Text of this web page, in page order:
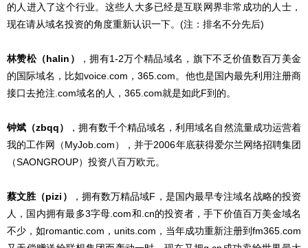
的人进入了这个行业。这些人大多已经是互联网界非常成功的人士，
现在请从域名投资的角度重新认识一下。(注：排名不分先后)
林赞松（halin）
，拥有1-2万个精品域名，旗下不乏价值数百万美金
的国际域名，比如voice.com，365.com。他也是国内最先利用注册商
接口去抢注.com域名的人，365.com就是如此F到的。
钟斌（zbqq）
，拥有数千个精品域名，利用域名自然流量成功运营着
我的工作网（MyJob.com），并于2006年底获得爱尔兰网络招聘集团
（SAONGROUP）投资八百万欧元。
蔡文胜（pizi）
，拥有数万精品域F，是国内最早专注域名战略的投资
人，国内拥有最多3字母.com和.cn的投资者，手下价值百万美金域名
不少，如romantic.com，units.com，当年成功重新注册到fm365.com